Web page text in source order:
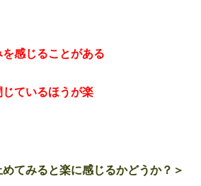
を感じることがある
じているほうが楽
てみると楽に感じるかどうか？＞